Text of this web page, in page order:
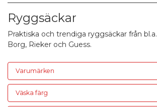
Ryggsäckar
Praktiska och trendiga ryggsäckar från bl.a.
Borg, Rieker och Guess.
Varumärken
Väska färg